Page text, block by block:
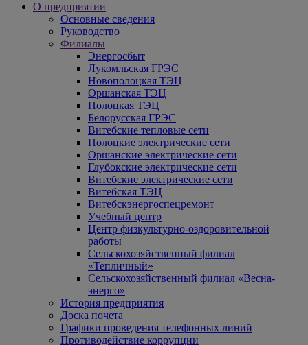
О предприятии
Основные сведения
Руководство
Филиалы
Энергосбыт
Лукомльская ГРЭС
Новополоцкая ТЭЦ
Оршанская ТЭЦ
Полоцкая ТЭЦ
Белорусская ГРЭС
Витебские тепловые сети
Полоцкие электрические сети
Оршанские электрические сети
Глубокские электрические сети
Витебские электрические сети
Витебская ТЭЦ
Витебскэнергоспецремонт
Учебный центр
Центр физкультурно-оздоровительной
работы
Сельскохозяйственный филиал
«Тепличный»
Сельскохозяйственный филиал «Весна-
энерго»
История предприятия
Доска почета
Графики проведения телефонных линий
Противодействие коррупции